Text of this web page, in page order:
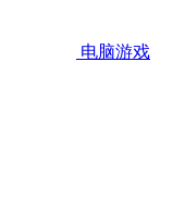
电脑游戏